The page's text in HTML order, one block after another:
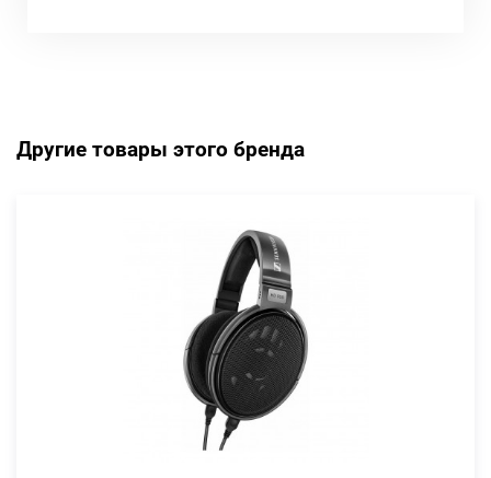
Другие товары этого бренда